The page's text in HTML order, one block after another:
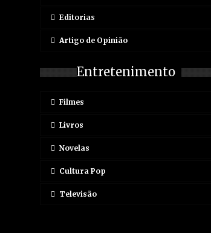
Editorias
Artigo de Opinião
Entretenimento
Filmes
Livros
Novelas
Cultura Pop
Televisão